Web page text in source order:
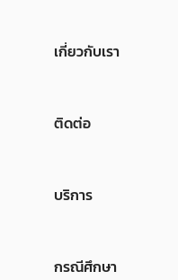
เกี่ยวกับเรา
ติดต่อ
บริการ
กรณีศึกษา